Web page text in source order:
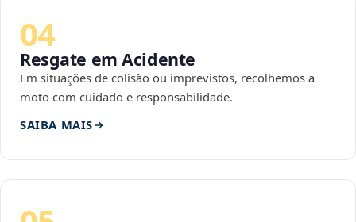
04
Resgate em Acidente
Em situações de colisão ou imprevistos, recolhemos a
moto com cuidado e responsabilidade.
SAIBA MAIS